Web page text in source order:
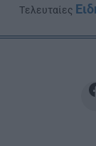
Tελευταίες